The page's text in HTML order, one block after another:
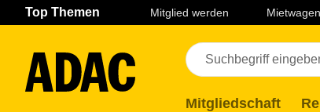
Navigation Seiteninhalt Fußzeile
Top Themen Mitglied werden Mietwagen
Mitgliedschaft